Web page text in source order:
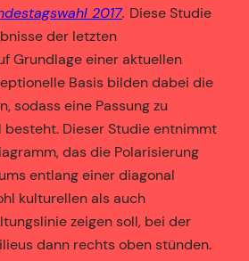
2017. Diese Studie
der letzten
Grundlage einer aktuellen
Basis bilden dabei die
sodass eine Passung zu
besteht. Dieser Studie entnimmt
das die Polarisierung
entlang einer diagonal
kulturellen als auch
zeigen soll, bei der
dann rechts oben stünden.